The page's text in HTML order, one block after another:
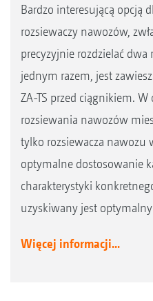
Bardzo interesującą opcją
rozsiewaczy nawozów,
precyzyjnie rozdzielać
jednym razem, jest
ZA-TS przed ciągnikiem.
rozsiewania nawozów
tylko rozsiewacza
optymalne dostosowanie
charakterystyki
uzyskiwany jest optymalny
Więcej informacji...